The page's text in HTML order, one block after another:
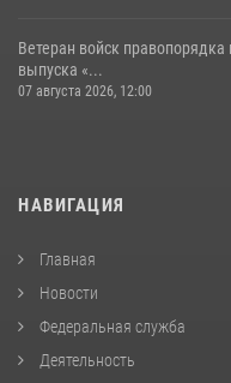
Ветеран войск
выпуска «...
07 августа 2026, 12:00
НАВИГАЦИЯ
Главная
Новости
Федеральная служба
Деятельность